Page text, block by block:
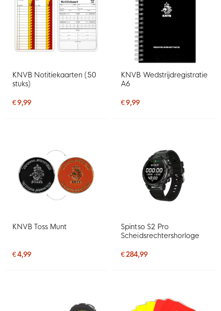
KNVB Notitiekaarten (50
stuks)
€ 9,99
KNVB Wedstrijdregistratie
A6
€ 9,99
KNVB Toss Munt
€ 4,99
Spintso S2 Pro
Scheidsrechtershorloge
€ 284,99